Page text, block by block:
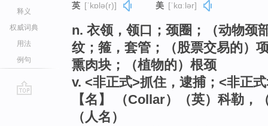
释义
权威词典
用法
例句
英 [ˈkɒlə(r)] 美 [ˈkɑːlər]
n. 衣领，领口；颈圈；（动物颈
纹；箍，套管；（股票交易的）
熏肉块；（植物的）根颈
v. <非正式>抓住，逮捕；<非正
【名】 （Collar）（英）科勒，
（人名）